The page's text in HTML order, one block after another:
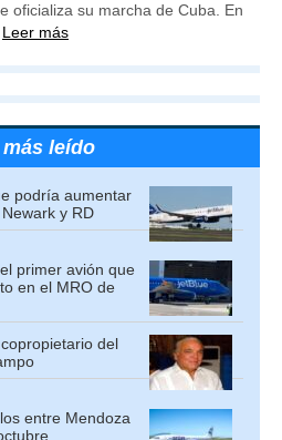
oficializa su marcha de Cuba. En
Leer más
leído
podría aumentar
y RD
primer avión que
en el MRO de
del
entre Mendoza